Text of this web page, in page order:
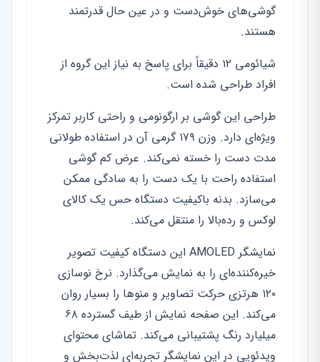
گوشی‌های خوش‌دست و در عین حال قدرتمند
هستند.
شیائومی ۱۲ دقیقاً برای پاسخ به نیاز این گروه از
افراد طراحی شده است.
طراحی این گوشی بر ارگونومی و راحتی کاربر تمرکز
ویژه‌ای دارد. وزن ۱۷۹ گرمی آن در استفاده طولانی
مدت دست را خسته نمی‌کند. عرض کم گوشی
استفاده راحت با یک دست را به سادگی ممکن
می‌سازد. بدنه باکیفیت دستگاه حس یک کالای
لوکس و رده‌بالا را منتقل می‌کند.
نمایشگر AMOLED این دستگاه کیفیت تصویر
خیره‌کننده‌ای را به نمایش می‌گذارد. نرخ نوسازی
۱۲۰ هرتزی حرکت تصاویر و منوها را بسیار روان
می‌کند. این صفحه نمایش از طیف گسترده ۶۸
میلیارد رنگ پشتیبانی می‌کند. تماشای محتوای
ویدئویی در این نمایشگر تجربه‌ای لذت‌بخش و